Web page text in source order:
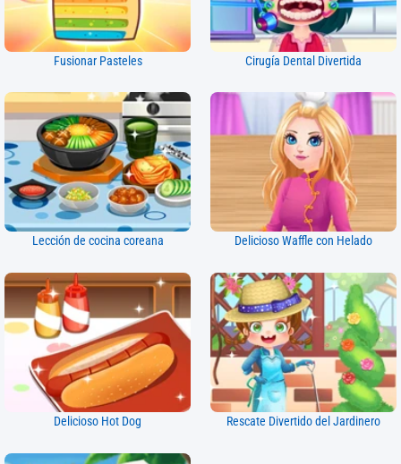
Fusionar Pasteles Cirugía Dental Divertida
Lección de cocina coreana Delicioso Waffle con Helado
Delicioso Hot Dog Rescate Divertido del Jardinero